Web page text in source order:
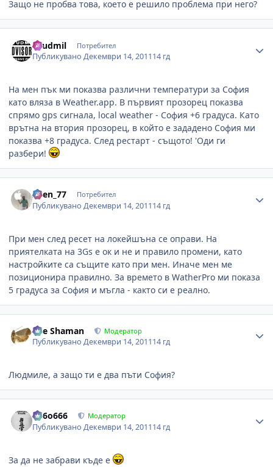
Защо не пробва това, което е решило проблема при него?
Lyudmil Потребител
ПубликуваноДекември 14, 201114 гд
На мен пък ми показва различни температури за София
като вляза в Weather.app. В първият прозорец показва
спрямо gps сигнала, local weather - София +6 градуса. Като
врътна на втория прозорец, в който е зададено София ми
показва +8 градуса. След рестарт - същото! 'Оди ги
разбери!
Asen_77 Потребител
ПубликуваноДекември 14, 201114 гд
При мен след ресет на локейшъна се оправи. На
приятелката на 3Gs е ок и не и правило промени, като
настройките са същите като при мен. Иначе мен ме
позиционира правилно. За времето в WatherPro ми показа
5 градуса за София и мъгла - както си е реално.
The Shaman Модератор
ПубликуваноДекември 14, 201114 гд
Людмиле, а защо ти е два пъти София?
Pe6o666 Модератор
ПубликуваноДекември 14, 201114 гд
За да не забрави къде е